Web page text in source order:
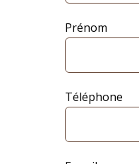
Prénom
Téléphone